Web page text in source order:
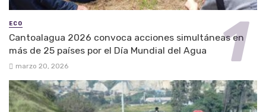
ECO
Cantoalagua 2026 convoca acciones simultáneas en
más de 25 países por el Día Mundial del Agua
marzo 20, 2026